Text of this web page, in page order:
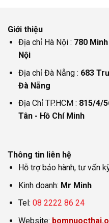
Giới thiệu
Địa chỉ Hà Nội : 780
Nội
Địa chỉ Đà Nẵng : 683
Đà Nẵng
Địa Chỉ TP.HCM : 815/4/
Tân - Hồ Chí Minh
Thông tin liên hệ
Hỗ trợ bảo hành, tư vấn
Kinh doanh: Mr Minh
Tel: 08 2222 86 24
Website: